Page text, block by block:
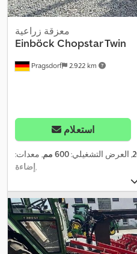
Pragsdorf 2.922 km
معزقة زراعية
EinböckChopstar Twin
استعلام
, العرض التشغيلي:600 مم
, معدات:
إضاءة,